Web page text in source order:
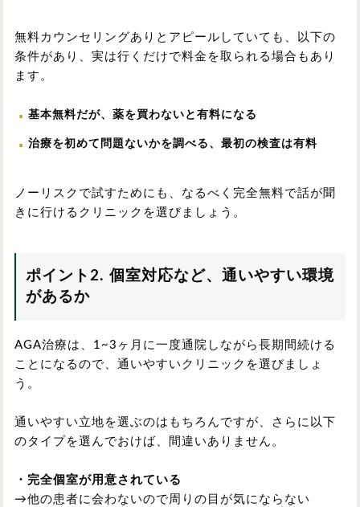
無料カウンセリングありとアピールしていても、以下の
条件があり、実は行くだけで料金を取られる場合もあり
ます。
基本無料だが、薬を買わないと有料になる
治療を初めて問題ないかを調べる、最初の検査は有料
ノーリスクで試すためにも、なるべく完全無料で話が聞
きに行けるクリニックを選びましょう。
ポイント2. 個室対応など、通いやすい環境
があるか
AGA治療は、1~3ヶ月に一度通院しながら長期間続ける
ことになるので、通いやすいクリニックを選びましょ
う。
通いやすい立地を選ぶのはもちろんですが、さらに以下
のタイプを選んでおけば、間違いありません。
・完全個室が用意されている
→他の患者に会わないので周りの目が気にならない